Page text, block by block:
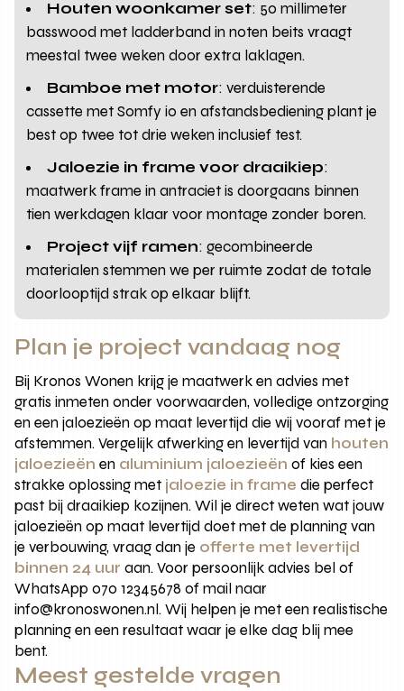
Houten woonkamer set: 50 millimeter
basswood met ladderband in noten beits vraagt
meestal twee weken door extra laklagen.
Bamboe met motor: verduisterende
cassette met Somfy io en afstandsbediening plant je
best op twee tot drie weken inclusief test.
Jaloezie in frame voor draaikiep:
maatwerk frame in antraciet is doorgaans binnen
tien werkdagen klaar voor montage zonder boren.
Project vijf ramen: gecombineerde
materialen stemmen we per ruimte zodat de totale
doorlooptijd strak op elkaar blijft.
Plan je project vandaag nog
Bij Kronos Wonen krijg je maatwerk en advies met
gratis inmeten onder voorwaarden, volledige ontzorging
en een jaloezieën op maat levertijd die wij vooraf met je
afstemmen. Vergelijk afwerking en levertijd van houten
jaloezieën en aluminium jaloezieën of kies een
strakke oplossing met jaloezie in frame die perfect
past bij draaikiep kozijnen. Wil je direct weten wat jouw
jaloezieën op maat levertijd doet met de planning van
je verbouwing, vraag dan je offerte met levertijd
binnen 24 uur aan. Voor persoonlijk advies bel of
WhatsApp 070 12345678 of mail naar
info@kronoswonen.nl. Wij helpen je met een realistische
planning en een resultaat waar je elke dag blij mee
bent.
Meest gestelde vragen